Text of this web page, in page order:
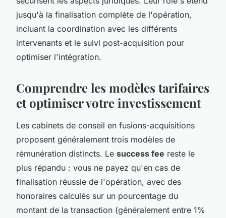
jusqu'à la finalisation complète de l'opération,
incluant la coordination avec les différents
intervenants et le suivi post-acquisition pour
optimiser l'intégration.
Comprendre les modèles tarifaires
et optimiser votre investissement
Les cabinets de conseil en fusions-acquisitions
proposent généralement trois modèles de
rémunération distincts. Le success fee reste le
plus répandu : vous ne payez qu'en cas de
finalisation réussie de l'opération, avec des
honoraires calculés sur un pourcentage du
montant de la transaction (généralement entre 1%